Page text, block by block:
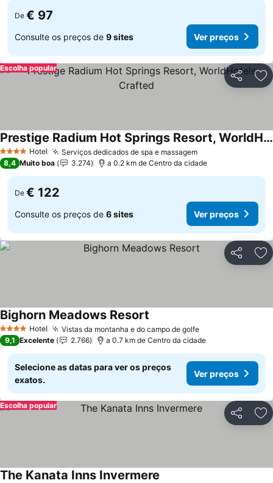
De € 97
Consulte os preços de 9 sites Ver preços
Partilhar
Escolha popular
4 EstrelasHotel Serviços dedicados de spa e massagem
Prestige Radium Hot Springs Resort, WorldHotels Crafted
8,4 Muito boa 3.274 a 0.2 km de Centro da cidade
De € 122
Consulte os preços de 6 sites Ver preços
Partilhar
4 EstrelasHotel Vistas da montanha e do campo de golfe
Bighorn Meadows Resort
9,1 Excelente 2.766 a 0.7 km de Centro da cidade
Selecione as datas para ver os preços
exatos.
Ver preços
Partilhar
Escolha popular
The Kanata Inns Invermere